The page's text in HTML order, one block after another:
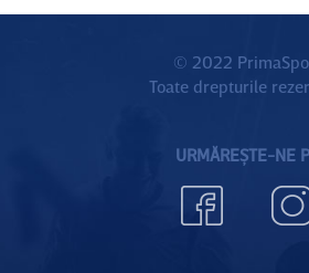
© 2022
Toate drepturile
URMĂREȘTE-NE